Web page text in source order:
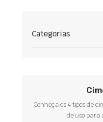
Categorias
Conheça os 4 tipos de
de uso para